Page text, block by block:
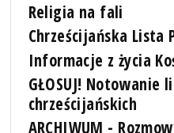
Religia na fali
Chrześcijańska Lista
Informacje z życia
GŁOSUJ! Notowanie
chrześcijańskich
ARCHIWUM -